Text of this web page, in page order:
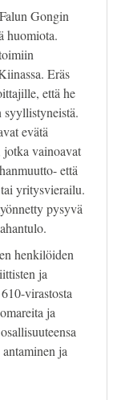
Gongin
huomiota.
Eräs
että he
evätä
vainoavat
että
yritysvierailu.
pysyvä
henkilöiden
ja
virastosta
ja
ja